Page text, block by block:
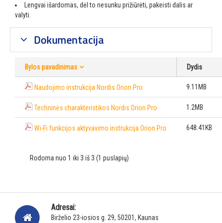
Lengvai išardomas, dėl to nesunku prižiūrėti, pakeisti dalis ar
valyti.
Dokumentacija
Bylos pavadinimas Dydis
Naudojimo instrukcija Nordis Orion Pro 9.11MB
Techninės charakteristikos Nordis Orion Pro 1.2MB
Wi-Fi funkcijos aktyvavimo instrukcija Orion Pro 648.41KB
Rodoma nuo 1 iki 3 iš 3 (1 puslapių)
Adresai:
Birželio 23-iosios g. 29, 50201, Kaunas